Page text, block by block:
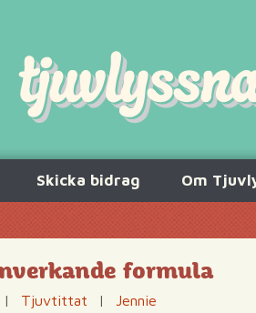
Skicka bidrag Om
formula
| Tjuvtittat |
Jennie